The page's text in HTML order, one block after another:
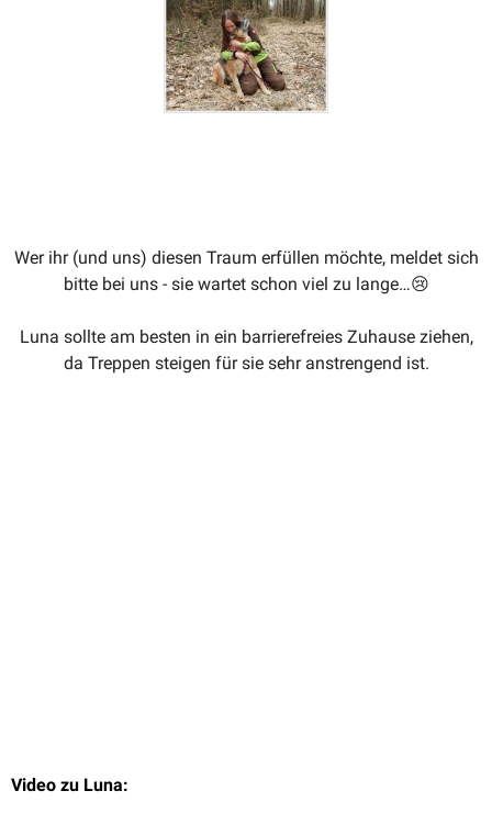
Wer ihr (und uns) diesen Traum erfüllen möchte, meldet sich
bitte bei uns - sie wartet schon viel zu lange…😢
Luna sollte am besten in ein barrie­re­freies Zuhause ziehen,
da Treppen steigen für sie sehr anstrengend ist.
Video zu Luna: